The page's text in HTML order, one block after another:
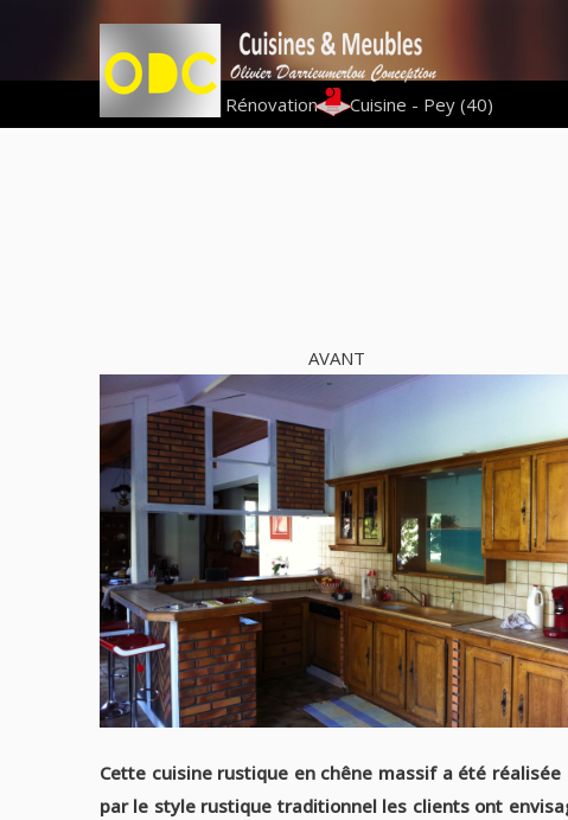
Vous êtes ici : Rénovation | Cuisine - Pey (40)
AVANT
Cette cuisine rustique en chêne massif a été
par le style rustique traditionnel les clients ont